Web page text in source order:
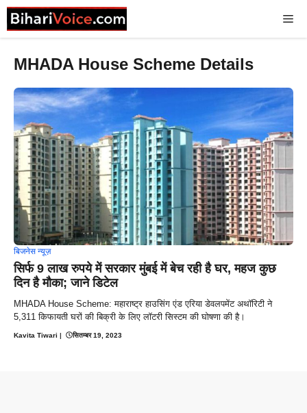
Skip
to
content
MHADA House Scheme Details
बिजनेस न्यूज़
सिर्फ 9 लाख रुपये में सरकार मुंबई में बेच रही है घर, महज कुछ
दिन है मौका; जाने डिटेल
MHADA House Scheme: महाराष्ट्र हाउसिंग एंड एरिया डेवलपमेंट अथॉरिटी ने
5,311 किफायती घरों की बिक्री के लिए लॉटरी सिस्टम की घोषणा की है।
Kavita Tiwari | सितम्बर 19, 2023